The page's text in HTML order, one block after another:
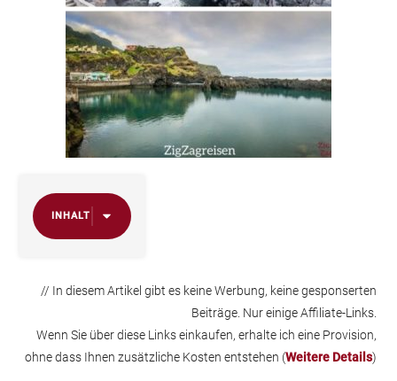
INHALT
// In diesem Artikel gibt es keine Werbung, keine gesponserten
Beiträge. Nur einige Affiliate-Links.
Wenn Sie über diese Links einkaufen, erhalte ich eine Provision,
ohne dass Ihnen zusätzliche Kosten entstehen (Weitere Details)